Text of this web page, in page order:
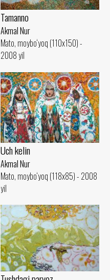
Tamanno
Akmal Nur
Mato, moybo‘yoq (110x150) -
2008 yil
Uch kelin
Akmal Nur
Mato, moybo‘yoq (118x85) - 2008
yil